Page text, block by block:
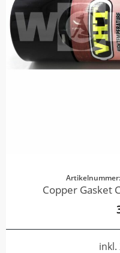
Copper Gasket
inkl.